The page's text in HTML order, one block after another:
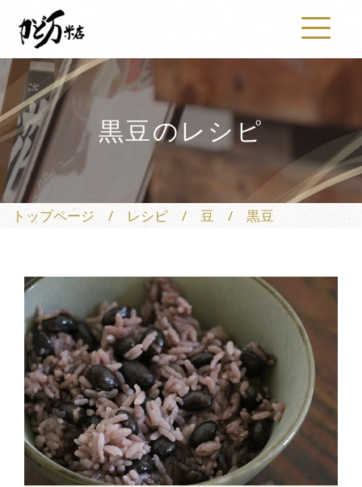
黒豆のレシピ
トップページ / レシピ/ 豆 / 黒豆